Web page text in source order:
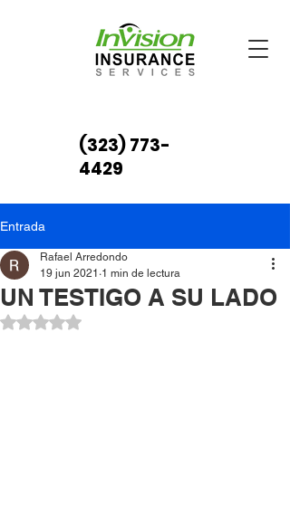
(323) 773-
4429
Entrada
UN TESTIGO A SU LADO
Rafael Arredondo
19 jun 2021 1 min de lectura
Obtuvo NaN de 5 estrellas.